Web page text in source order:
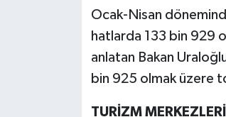
Ocak-Nisan
hatlarda 133 bin 929
anlatan Bakan
bin 925 olmak üzere
TURİZM